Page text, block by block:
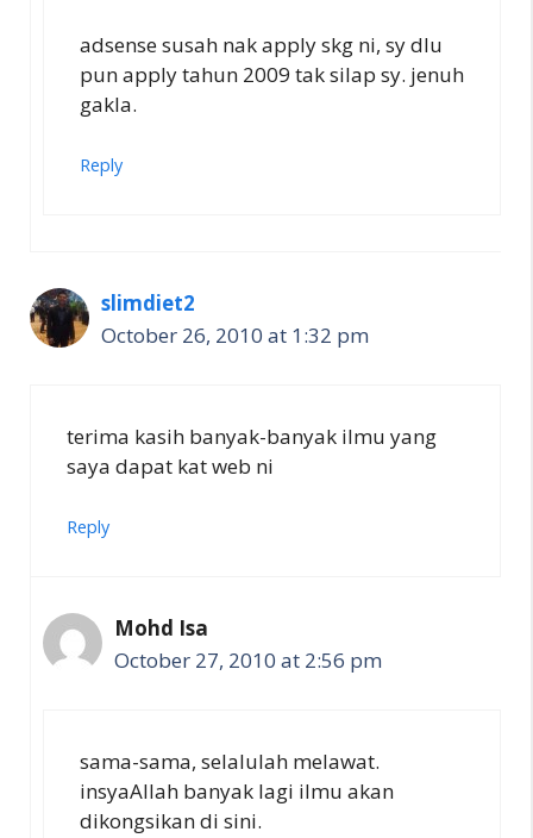
adsense susah nak apply skg ni, sy dlu
pun apply tahun 2009 tak silap sy. jenuh
gakla.
Reply
slimdiet2
October 26, 2010 at 1:32 pm
terima kasih banyak-banyak ilmu yang
saya dapat kat web ni
Reply
Mohd Isa
October 27, 2010 at 2:56 pm
sama-sama, selalulah melawat.
insyaAllah banyak lagi ilmu akan
dikongsikan di sini.